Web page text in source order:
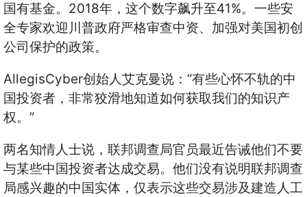
国有基金。2018年，这个数字飙升至41%。一些安
全专家欢迎川普政府严格审查中资、加强对美国初创
公司保护的政策。
AllegisCyber创始人艾克曼说：“有些心怀不轨的中
国投资者，非常狡滑地知道如何获取我们的知识产
权。”
两名知情人士说，联邦调查局官员最近告诫他们不要
与某些中国投资者达成交易。他们没有说明联邦调查
局感兴趣的中国实体，仅表示这些交易涉及建造人工